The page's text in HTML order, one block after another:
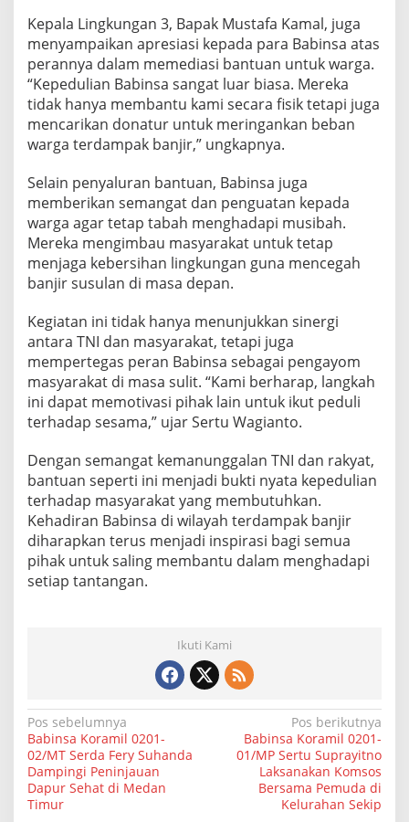
e
l
u
r
a
h
a
n
a
n
j
u
n
g
S
a
m
a
t
Kepala Lingkungan 3, Bapak Mustafa Kamal, juga
menyampaikan apresiasi kepada para Babinsa atas
perannya dalam memediasi bantuan untuk warga.
“Kepedulian Babinsa sangat luar biasa. Mereka
tidak hanya membantu kami secara fisik tetapi juga
mencarikan donatur untuk meringankan beban
warga terdampak banjir,” ungkapnya.
Selain penyaluran bantuan, Babinsa juga
memberikan semangat dan penguatan kepada
warga agar tetap tabah menghadapi musibah.
Mereka mengimbau masyarakat untuk tetap
menjaga kebersihan lingkungan guna mencegah
banjir susulan di masa depan.
Kegiatan ini tidak hanya menunjukkan sinergi
antara TNI dan masyarakat, tetapi juga
mempertegas peran Babinsa sebagai pengayom
masyarakat di masa sulit. “Kami berharap, langkah
ini dapat memotivasi pihak lain untuk ikut peduli
terhadap sesama,” ujar Sertu Wagianto.
Dengan semangat kemanunggalan TNI dan rakyat,
bantuan seperti ini menjadi bukti nyata kepedulian
terhadap masyarakat yang membutuhkan.
Kehadiran Babinsa di wilayah terdampak banjir
diharapkan terus menjadi inspirasi bagi semua
pihak untuk saling membantu dalam menghadapi
setiap tantangan.
Ikuti Kami
N
a
v
i
Pos sebelumnya
Babinsa Koramil 0201-
02/MT Serda Fery Suhanda
Dampingi Peninjauan
Dapur Sehat di Medan
Timur
Pos berikutnya
Babinsa Koramil 0201-
01/MP Sertu Suprayitno
Laksanakan Komsos
Bersama Pemuda di
Kelurahan Sekip